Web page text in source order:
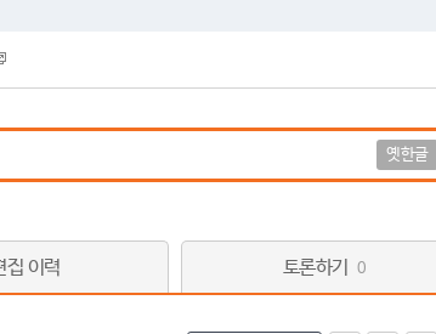
옛한글
집 이력 토론하기 0